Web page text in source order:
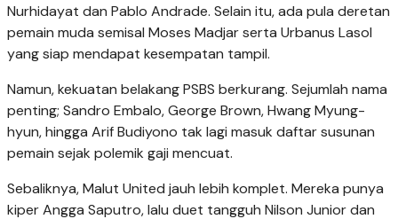
Nurhidayat dan Pablo Andrade. Selain itu, ada pula deretan
pemain muda semisal Moses Madjar serta Urbanus Lasol
yang siap mendapat kesempatan tampil.
Namun, kekuatan belakang PSBS berkurang. Sejumlah nama
penting; Sandro Embalo, George Brown, Hwang Myung-
hyun, hingga Arif Budiyono tak lagi masuk daftar susunan
pemain sejak polemik gaji mencuat.
Sebaliknya, Malut United jauh lebih komplet. Mereka punya
kiper Angga Saputro, lalu duet tangguh Nilson Junior dan